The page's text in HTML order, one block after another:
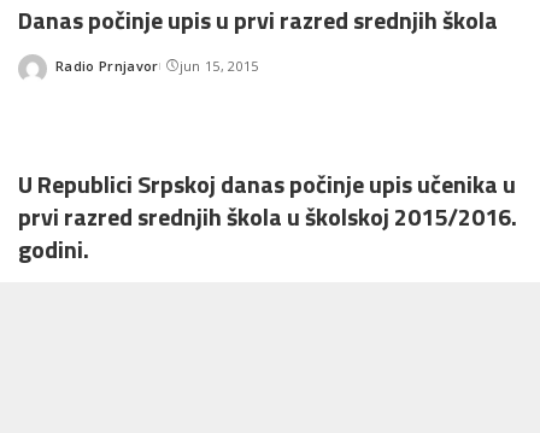
Danas počinje upis u prvi razred srednjih škola
Posted
Radio Prnjavor jun 15, 2015
U Republici Srpskoj danas počinje upis učenika u
prvi razred srednjih škola u školskoj 2015/2016.
godini.